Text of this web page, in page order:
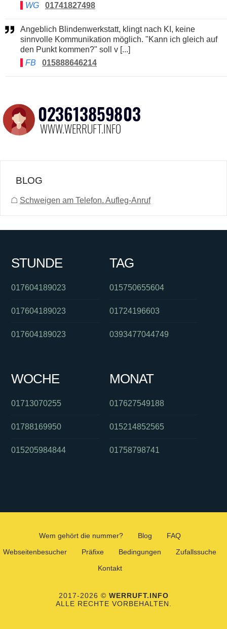
WG
01741827498
Angeblich Blindenwerkstatt, klingt nach KI, keine
sinnvolle Kommunikation möglich. "Kann ich gleich auf
den Punkt kommen?" soll v [...]
FB
015888646214
BLOG
☖ Schweigen am Telefon. Aufleg-Anruf
STUNDE
017604189023
017604189023
017604189023
TAG
015750655604
01724196603
0393477044749
WOCHE
01713070255
01788169950
015205984844
MONAT
017627549188
015214852565
01758798741
Wem gehört die nummer? Blog
FAQ
Webseitenbesucher
Präfixe Bedingungen
Zufallssuche
Kontakt
2017-2026 © WERRUFT.INFO
ALLE RECHTE VORBEHALTEN.